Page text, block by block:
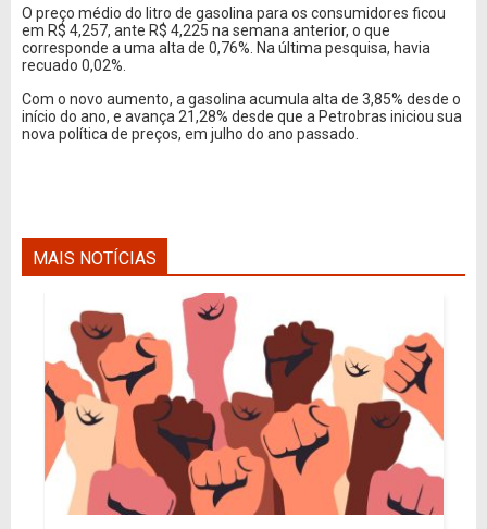
O preço médio do litro de gasolina para os consumidores ficou
em R$ 4,257, ante R$ 4,225 na semana anterior, o que
corresponde a uma alta de 0,76%. Na última pesquisa, havia
recuado 0,02%.
Com o novo aumento, a gasolina acumula alta de 3,85% desde o
início do ano, e avança 21,28% desde que a Petrobras iniciou sua
nova política de preços, em julho do ano passado.
MAIS NOTÍCIAS